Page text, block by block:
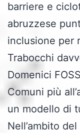
barriere e
abruzzese
inclusione per
Trabocchi
Domenici
Comuni più
un modello di
Nell’ambito